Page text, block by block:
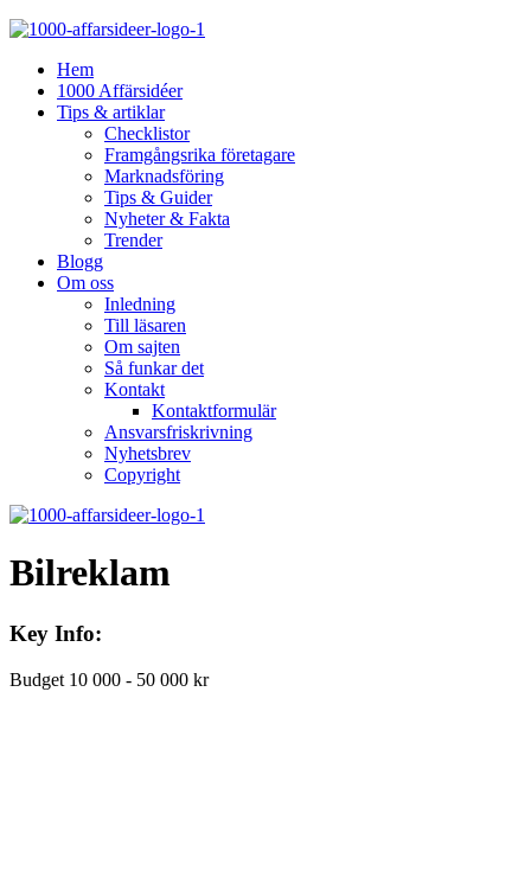
Hem
1000 Affärsidéer
Tips & artiklar
Checklistor
Framgångsrika företagare
Marknadsföring
Tips & Guider
Nyheter & Fakta
Trender
Blogg
Om oss
Inledning
Till läsaren
Om sajten
Så funkar det
Kontakt
Kontaktformulär
Ansvarsfriskrivning
Nyhetsbrev
Copyright
Bilreklam
Key Info:
Budget 10 000 - 50 000 kr